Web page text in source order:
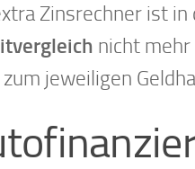
Zinsrechner ist
nicht
jeweiligen